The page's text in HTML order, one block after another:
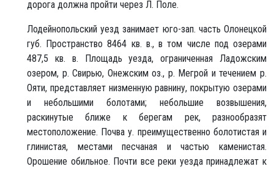
дорога должна пройти через Л. Поле.
Лодейнопольский уезд занимает юго-зап. часть Олонецкой
губ. Пространство 8464 кв. в., в том числе под озерами
487,5 кв. в. Площадь уезда, ограниченная Ладожским
озером, р. Свирью, Онежским оз., р. Мегрой и течением р.
Ояти, представляет низменную равнину, покрытую озерами
и небольшими болотами; небольшие возвышения,
раскинутые ближе к берегам рек, разнообразят
местоположение. Почва у. преимущественно болотистая и
глинистая, местами песчаная и частью каменистая.
Орошение обильное. Почти все реки уезда принадлежат к